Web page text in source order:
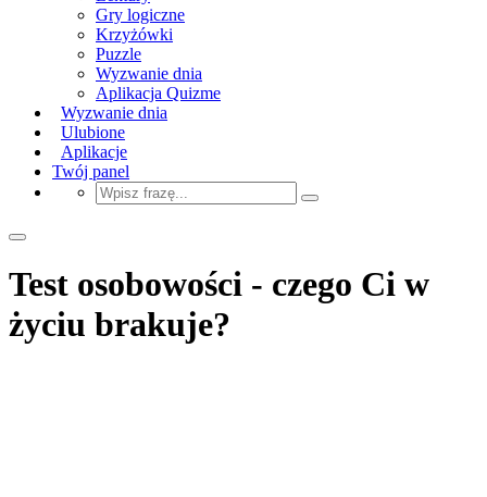
Gry logiczne
Krzyżówki
Puzzle
Wyzwanie dnia
Aplikacja Quizme
Wyzwanie dnia
Ulubione
Aplikacje
Twój panel
Test osobowości - czego Ci w
życiu brakuje?